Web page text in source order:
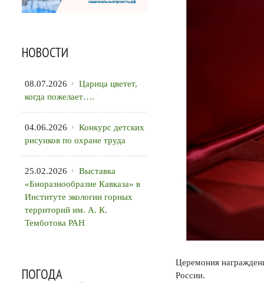
Церемония
России.
НОВОСТИ
08.07.2026
Царица цветет,
когда пожелает….
04.06.2026
Конкурс детских
рисунков по охране труда
25.02.2026
Выставка
«Биоразнообразие Кавказа» в
Институте экологии горных
территорий им. А. К.
Темботова РАН
ПОГОДА